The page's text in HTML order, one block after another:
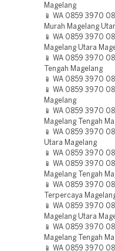
Magelang
📱 WA 0859 3970
Murah Magelang
📱 WA 0859 3970
Magelang Utara
📱 WA 0859 3970
Tengah Magelang
📱 WA 0859 3970
📱 WA 0859 3970
Magelang
📱 WA 0859 3970
Magelang Tengah
📱 WA 0859 3970
Utara Magelang
📱 WA 0859 3970
📱 WA 0859 3970
Magelang Tengah
📱 WA 0859 3970
Terpercaya
📱 WA 0859 3970
Magelang Utara
📱 WA 0859 3970
Magelang Tengah
📱 WA 0859 3970